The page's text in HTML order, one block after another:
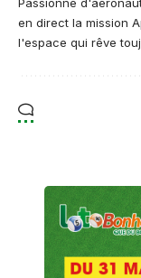
en direct la mission
l'espace qui rêve